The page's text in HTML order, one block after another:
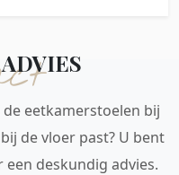
eetkamerstoelen bij
de vloer past? U bent
deskundig advies.